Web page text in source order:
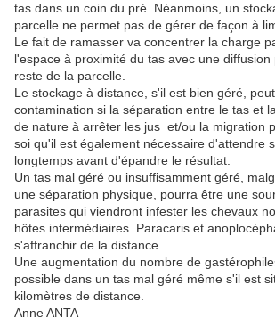
tas dans un coin du pré. Néanmoins, un
parcelle ne permet pas de gérer de façon à
Le fait de ramasser va concentrer la charge
l'espace à proximité du tas avec une diffusion
reste de la parcelle.
Le stockage à distance, s'il est bien géré,
contamination si la séparation entre le tas et
de nature à arrêter les jus et/ou la migration
soi qu'il est également nécessaire d'attendre
longtemps avant d'épandre le résultat.
Un tas mal géré ou insuffisamment géré,
une séparation physique, pourra être une
parasites qui viendront infester les chevaux
hôtes intermédiaires. Paracaris et
s'affranchir de la distance.
Une augmentation du nombre de
possible dans un tas mal géré même s'il est
kilomètres de distance.
Anne ANTA